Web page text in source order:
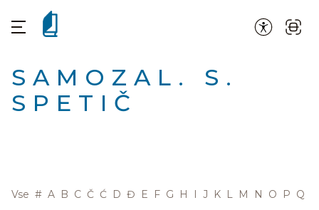
SAMOZAL. S.
SPETIČ
Vse # A B C Č Ć D Đ E F G H I J K L M N O P Q